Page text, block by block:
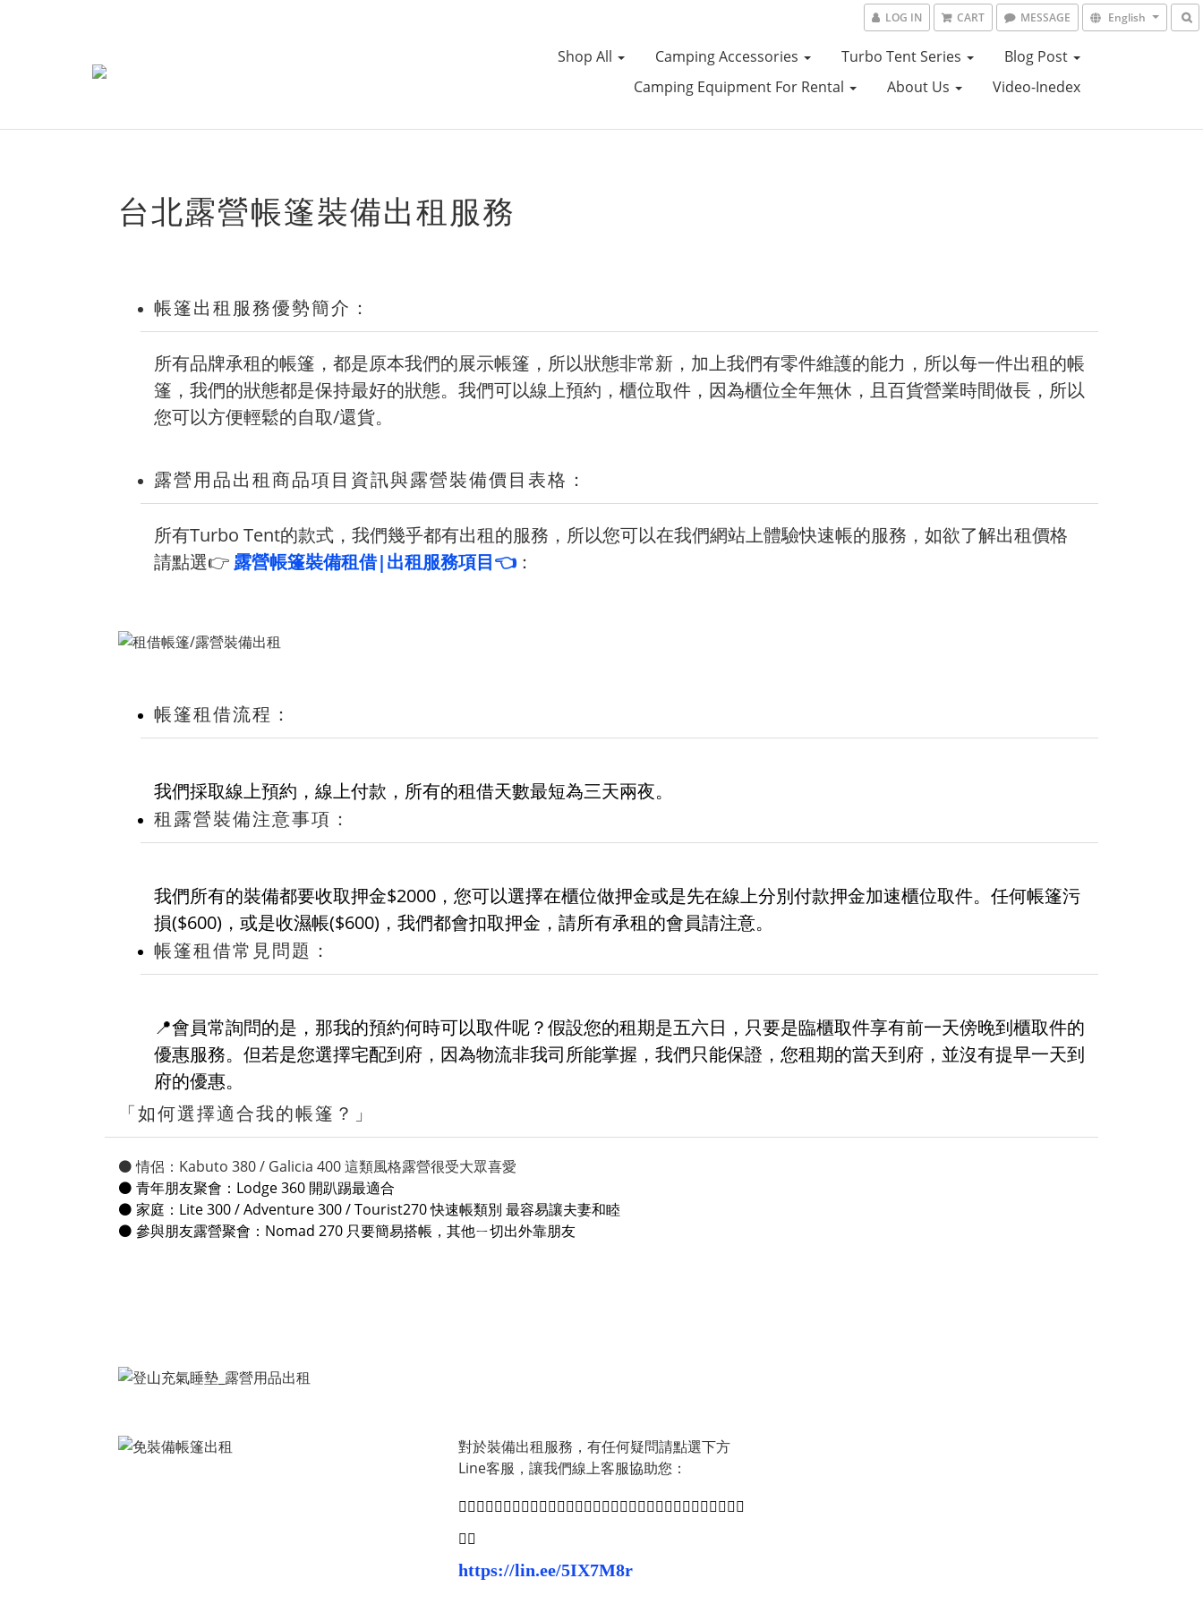
LOG IN CART MESSAGE English
Shop All Camping Accessories Turbo Tent Series
Blog Post
Camping Equipment For Rental
About Us Video-Inedex
台北露營帳篷裝備出租服務
帳篷出租服務優勢簡介：
所有品牌承租的帳篷，都是原本我們的展示帳篷，所以狀態非常新，加上我們有零件維護的能力，所以每一件出租的帳
篷，我們的狀態都是保持最好的狀態。我們可以線上預約，櫃位取件，因為櫃位全年無休，且百貨營業時間做長，所以
您可以方便輕鬆的自取/還貨。
露營用品出租商品項目資訊與露營裝備價目表格：
所有Turbo Tent的款式，我們幾乎都有出租的服務，所以您可以在我們網站上體驗快速帳的服務，如欲了解出租價格
請點選👉 露營帳篷裝備租借|出租服務項目👈：
帳篷租借流程：
我們採取線上預約，線上付款，所有的租借天數最短為三天兩夜。
租露營裝備注意事項：
我們所有的裝備都要收取押金$2000，您可以選擇在櫃位做押金或是先在線上分別付款押金加速櫃位取件。任何帳篷污
損($600)，或是收濕帳($600)，我們都會扣取押金，請所有承租的會員請注意。
帳篷租借常見問題：
📍會員常詢問的是，那我的預約何時可以取件呢？假設您的租期是五六日，只要是臨櫃取件享有前一天傍晚到櫃取件的
優惠服務。但若是您選擇宅配到府，因為物流非我司所能掌握，我們只能保證，您租期的當天到府，並沒有提早一天到
府的優惠。
「如何選擇適合我的帳篷？」
⚫️ 情侶：Kabuto 380 / Galicia 400 這類風格露營很受大眾喜愛
⚫️ 青年朋友聚會：Lodge 360 開趴踢最適合
⚫️ 家庭：Lite 300 / Adventure 300 / Tourist270 快速帳類別 最容易讓夫妻和睦
⚫️ 參與朋友露營聚會：Nomad 270 只要簡易搭帳，其他ㄧ切出外靠朋友
對於裝備出租服務，有任何疑問請點選下方
Line客服，讓我們線上客服協助您：
👇🏻👇🏻👇🏻👇🏻👇🏻👇🏻👇🏻👇🏻👇🏻👇🏻👇🏻👇🏻👇🏻👇🏻👇🏻👇🏻
👇🏻
https://lin.ee/5IX7M8r